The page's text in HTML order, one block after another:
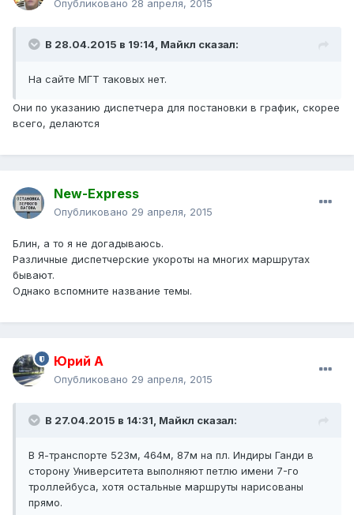
Опубликовано 28 апреля, 2015
В 28.04.2015 в 19:14, Майкл сказал:
На сайте МГТ таковых нет.
Они по указанию диспетчера для постановки в график, скорее
всего, делаются
New-Express
Опубликовано 29 апреля, 2015
Блин, а то я не догадываюсь.
Различные диспетчерские укороты на многих маршрутах
бывают.
Однако вспомните название темы.
Юрий А
Опубликовано 29 апреля, 2015
В 27.04.2015 в 14:31, Майкл сказал:
В Я-транспорте 523м, 464м, 87м на пл. Индиры Ганди в
сторону Университета выполняют петлю имени 7-го
троллейбуса, хотя остальные маршруты нарисованы
прямо.